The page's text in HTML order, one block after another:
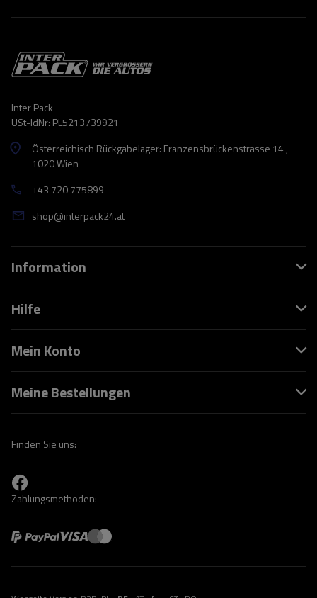
Inter Pack
USt-IdNr: PL5213739921
Österreichisch Rückgabelager: Franzensbrückenstrasse 14 ,
1020 Wien
+43 720 775899
shop@interpack24.at
Information
Hilfe
Mein Konto
Meine Bestellungen
Finden Sie uns:
Zahlungsmethoden: